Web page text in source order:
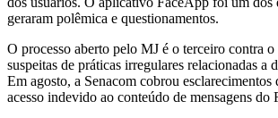
geraram polêmica e questionamentos.
O processo aberto pelo MJ é o terceiro contra
suspeitas de práticas irregulares relacionadas a
Em agosto, a Senacom cobrou esclarecimentos
acesso indevido ao conteúdo de mensagens do